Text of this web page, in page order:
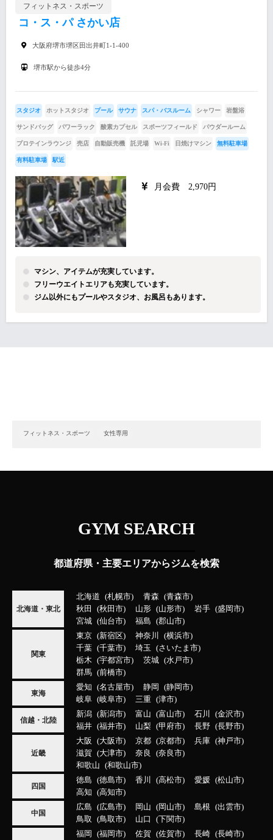
フィットネス・スポーツ
コ・ス・パ さかい店
大阪府堺市堺区田出井町1-1-400
堺市駅から徒歩4分
スタジオ ホットスタジオ プール サウナ スパ・バスルーム シャワー 岩盤浴
サンドバッグ パワーラック 酸素カプセル スポーツフィールド パウダールーム
プロテインラウンジ 売店 自動販売機 託児場 Wi-Fi 日焼けマシン 無料駐車場
有料駐車場 駅近
月会費 2,970円
マシン、アイテムが充実しています。
フリーウエイトエリアも充実しています。
ジム以外にもプールやスタジオ、お風呂もあります。
フィットネス・スポーツ 女性専用
GYM SEARCH
都道府県・主要エリアからジムを検索
北海道・東北
北海道 札幌市 青森
青森市
秋田
秋田市 山形 山形市 岩手
盛岡市
宮城
仙台市 福島 郡山市
関東
東京 新宿区 神奈川
横浜市
千葉
千葉市 埼玉
さいたま市
栃木
宇都宮市 茨城
水戸市
群馬
前橋市
東海
愛知 名古屋市 静岡
静岡市
岐阜
岐阜市 三重 津市
信越・北陸
新潟 新潟市 富山 富山市 石川
金沢市
福井
福井市 山梨 甲府市 長野 長野市
近畿
大阪 大阪市 京都 京都市 兵庫
神戸市
滋賀
大津市 奈良
奈良市
和歌山
和歌山市
四国
徳島 徳島市 香川 高松市 愛媛
松山市
高知
高知市
中国
広島 広島市 岡山 岡山市 島根
出雲市
鳥取
鳥取市 山口 下関市
福岡 福岡市 佐賀 佐賀市 長崎
長崎市